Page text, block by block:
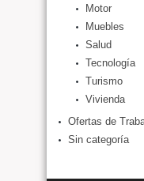
Motor
Muebles
Salud
Tecnología
Turismo
Vivienda
Ofertas de
Sin categoría